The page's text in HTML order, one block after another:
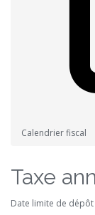
Calendrier fiscal
Taxe
Date limite de